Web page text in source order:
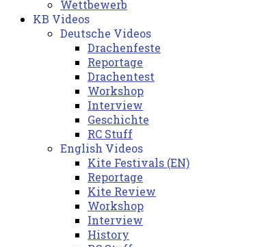
Wettbewerb
KB Videos
Deutsche Videos
Drachenfeste
Reportage
Drachentest
Workshop
Interview
Geschichte
RC Stuff
English Videos
Kite Festivals (EN)
Reportage
Kite Review
Workshop
Interview
History